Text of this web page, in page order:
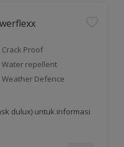
Proof
Water repellent
Weather Defence
dulux) untuk informasi